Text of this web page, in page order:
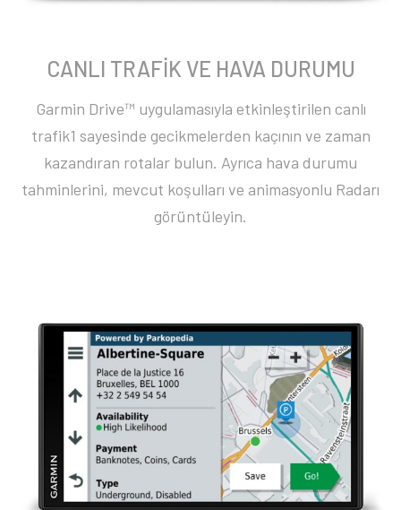
CANLI TRAFİK VE HAVA DURUMU
Garmin Drive™ uygulamasıyla etkinleştirilen canlı
trafik1 sayesinde gecikmelerden kaçının ve zaman
kazandıran rotalar bulun. Ayrıca hava durumu
tahminlerini, mevcut koşulları ve animasyonlu Radarı
görüntüleyin.